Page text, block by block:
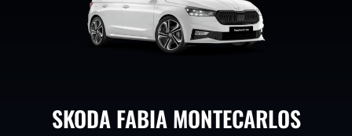
SKODA FABIA MONTECARLOS